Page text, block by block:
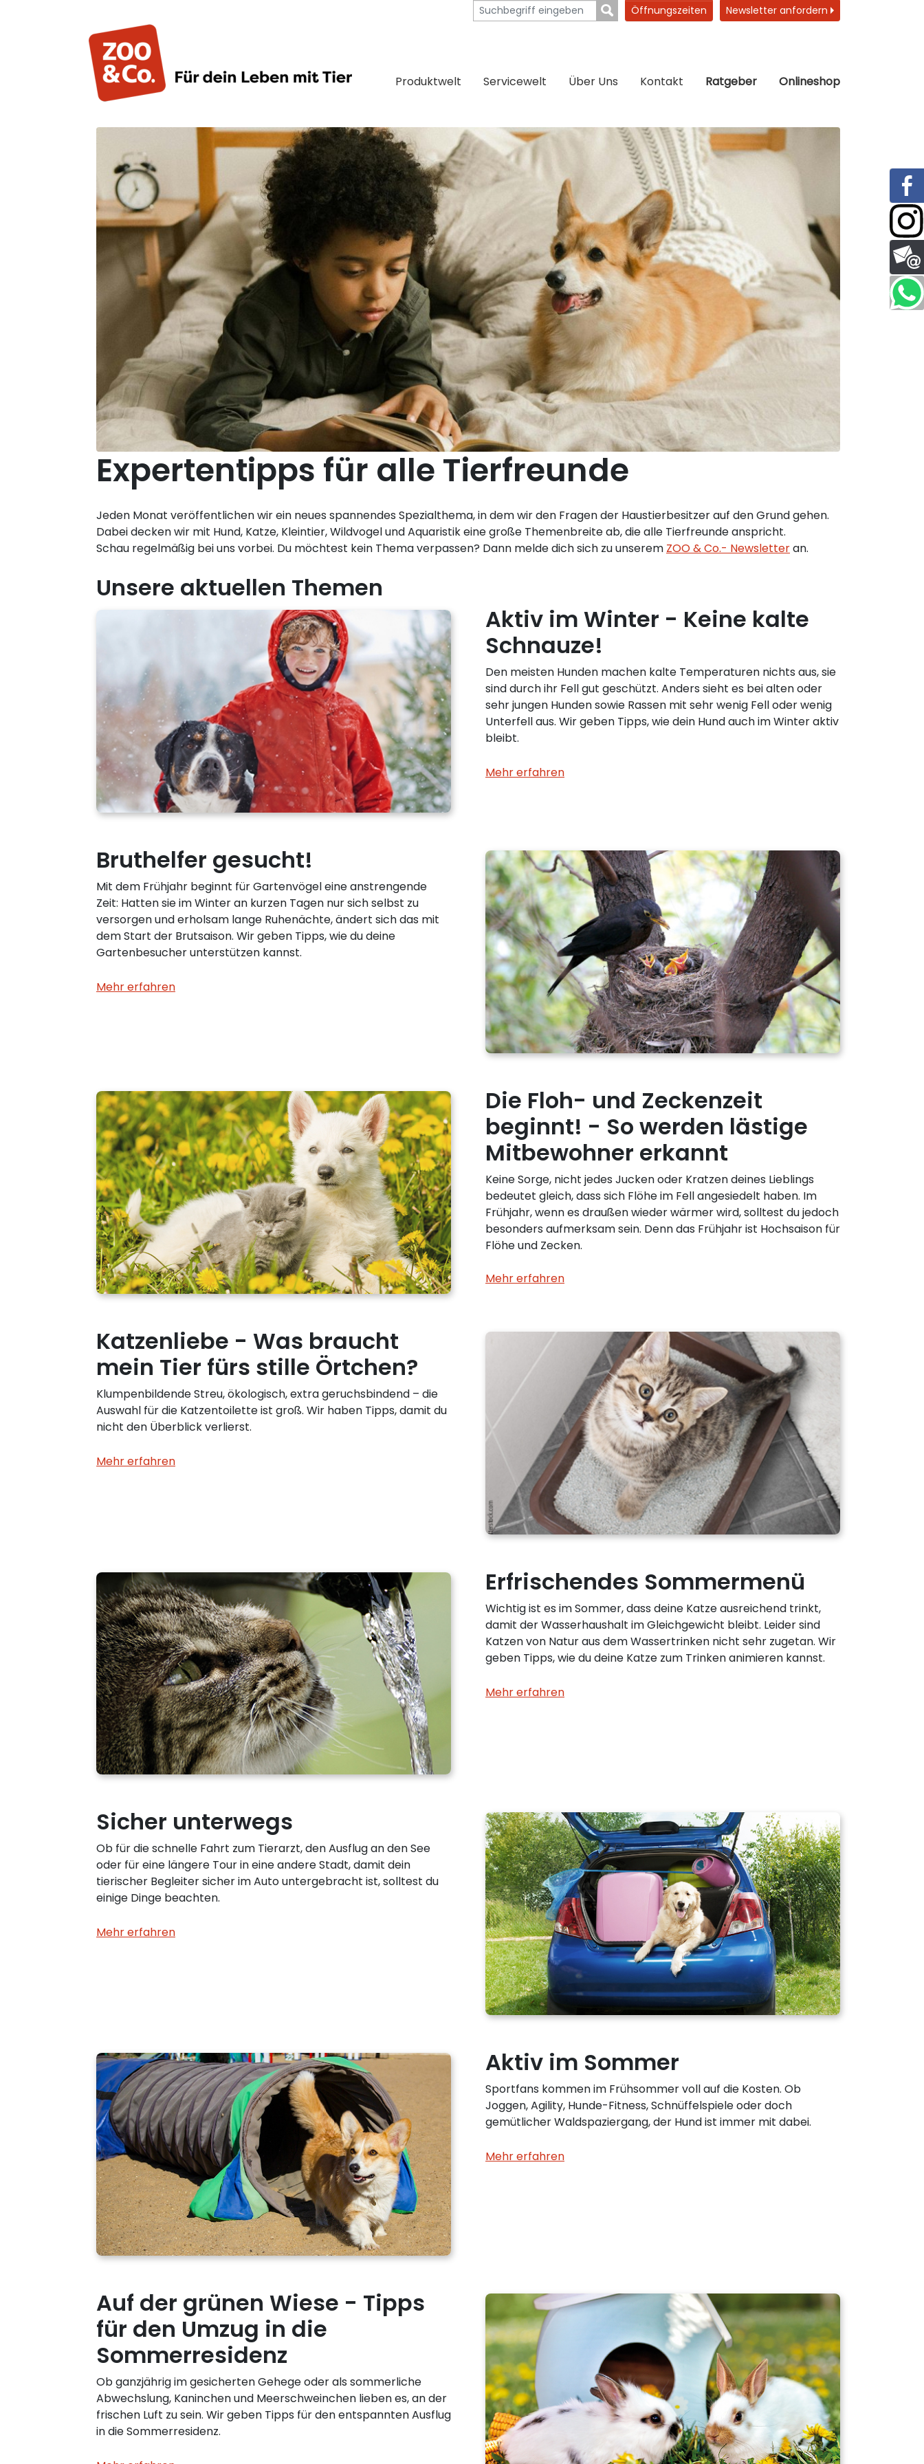
Öffnungszeiten Newsletter anfordern
Produktwelt Servicewelt Über Uns Kontakt Ratgeber Onlineshop
Expertentipps für alle Tierfreunde
Jeden Monat veröffentlichen wir ein neues spannendes Spezialthema, in dem wir den Fragen der Haustierbesitzer auf den Grund gehen.
Dabei decken wir mit Hund, Katze, Kleintier, Wildvogel und Aquaristik eine große Themenbreite ab, die alle Tierfreunde anspricht.
Schau regelmäßig bei uns vorbei. Du möchtest kein Thema verpassen? Dann melde dich sich zu unserem ZOO & Co.- Newsletteran.
Unsere aktuellen Themen
Aktiv im Winter - Keine kalte
Schnauze!
Den meisten Hunden machen kalte Temperaturen nichts aus, sie
sind durch ihr Fell gut geschützt. Anders sieht es bei alten oder
sehr jungen Hunden sowie Rassen mit sehr wenig Fell oder wenig
Unterfell aus. Wir geben Tipps, wie dein Hund auch im Winter aktiv
bleibt.
Mehr erfahren
Bruthelfer gesucht!
Mit dem Frühjahr beginnt für Gartenvögel eine anstrengende
Zeit: Hatten sie im Winter an kurzen Tagen nur sich selbst zu
versorgen und erholsam lange Ruhenächte, ändert sich das mit
dem Start der Brutsaison. Wir geben Tipps, wie du deine
Gartenbesucher unterstützen kannst.
Mehr erfahren
Die Floh- und Zeckenzeit
beginnt! - So werden lästige
Mitbewohner erkannt
Keine Sorge, nicht jedes Jucken oder Kratzen deines Lieblings
bedeutet gleich, dass sich Flöhe im Fell angesiedelt haben. Im
Frühjahr, wenn es draußen wieder wärmer wird, solltest du jedoch
besonders aufmerksam sein. Denn das Frühjahr ist Hochsaison für
Flöhe und Zecken.
Mehr erfahren
Katzenliebe - Was braucht
mein Tier fürs stille Örtchen?
Klumpenbildende Streu, ökologisch, extra geruchsbindend – die
Auswahl für die Katzentoilette ist groß. Wir haben Tipps, damit du
nicht den Überblick verlierst.
Mehr erfahren
Erfrischendes Sommermenü
Wichtig ist es im Sommer, dass deine Katze ausreichend trinkt,
damit der Wasserhaushalt im Gleichgewicht bleibt. Leider sind
Katzen von Natur aus dem Wassertrinken nicht sehr zugetan. Wir
geben Tipps, wie du deine Katze zum Trinken animieren kannst.
Mehr erfahren
Sicher unterwegs
Ob für die schnelle Fahrt zum Tierarzt, den Ausflug an den See
oder für eine längere Tour in eine andere Stadt, damit dein
tierischer Begleiter sicher im Auto untergebracht ist, solltest du
einige Dinge beachten.
Mehr erfahren
Aktiv im Sommer
Sportfans kommen im Frühsommer voll auf die Kosten. Ob
Joggen, Agility, Hunde-Fitness, Schnüffelspiele oder doch
gemütlicher Waldspaziergang, der Hund ist immer mit dabei.
Mehr erfahren
Auf der grünen Wiese - Tipps
für den Umzug in die
Sommerresidenz
Ob ganzjährig im gesicherten Gehege oder als sommerliche
Abwechslung, Kaninchen und Meerschweinchen lieben es, an der
frischen Luft zu sein. Wir geben Tipps für den entspannten Ausflug
in die Sommerresidenz.